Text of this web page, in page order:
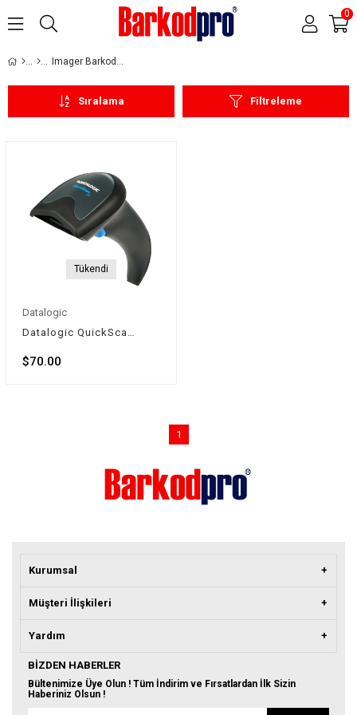
0
Imager Barkod Okuyucular
Filtreleme
Sıralama
Tükendi
Datalogic
$70.00
1
Kurumsal
Müşteri İlişkileri
Yardım
BIZDEN HABERLER
Bültenimize Üye Olun ! Tüm İndirim ve Fırsatlardan İlk Sizin
Haberiniz Olsun !